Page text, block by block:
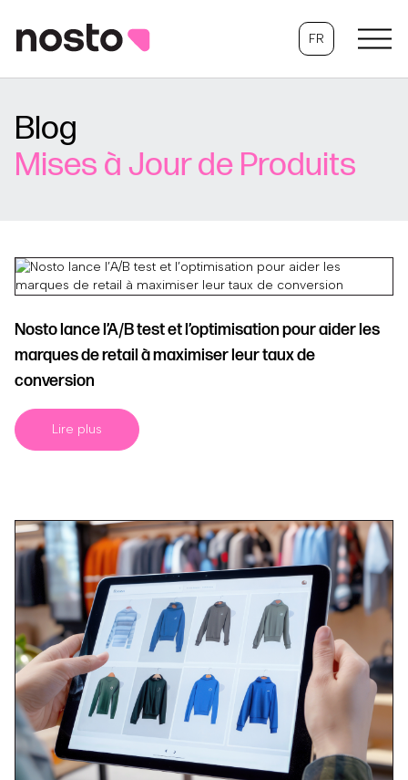
FR
Blog
Mises à Jour de Produits
Nosto lance l’A/B test et l’optimisation pour aider les
marques de retail à maximiser leur taux de
conversion
Lire plus